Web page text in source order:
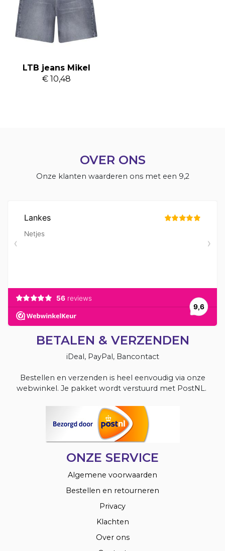
LTB jeans Mikel
€ 10,48
OVER ONS
Onze klanten waarderen ons met een 9,2
BETALEN & VERZENDEN
iDeal, PayPal, Bancontact
Bestellen en verzenden is heel eenvoudig via onze
webwinkel. Je pakket wordt verstuurd met PostNL.
ONZE SERVICE
Algemene voorwaarden
Bestellen en retourneren
Privacy
Klachten
Over ons